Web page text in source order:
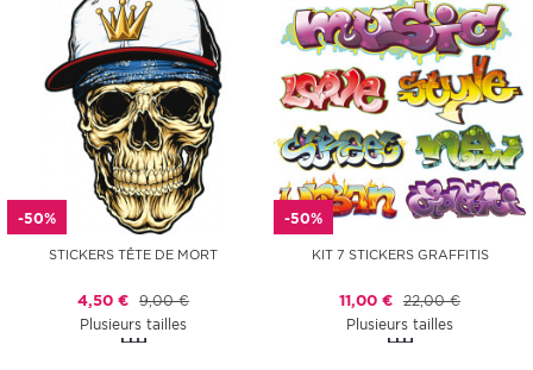
-50%
STICKERS TÊTE DE MORT
4,50 € 9,00 €
Plusieurs tailles
-50%
KIT 7 STICKERS GRAFFITIS
11,00 € 22,00 €
Plusieurs tailles